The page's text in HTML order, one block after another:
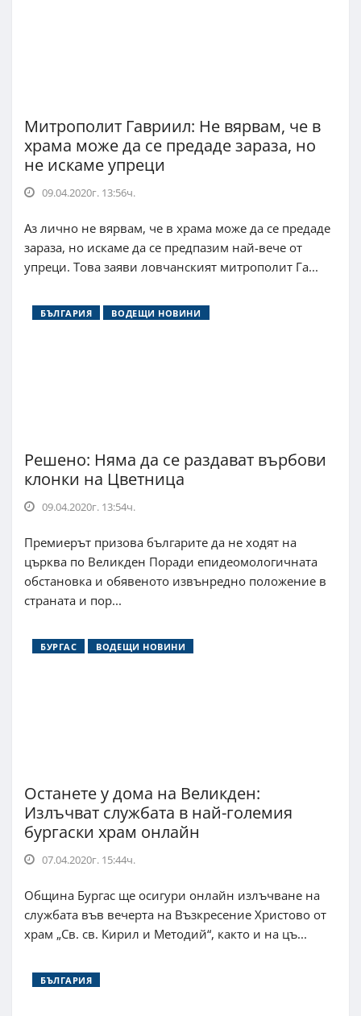
Mитрополит Гавриил: Не вярвам, че в
храма може да се предаде зараза, но
не искаме упреци
09.04.2020г. 13:56ч.
Аз лично не вярвам, че в храма може да се предаде
зараза, но искаме да се предпазим най-вече от
упреци. Това заяви ловчанският митрополит Га...
БЪЛГАРИЯ ВОДЕЩИ НОВИНИ
Решено: Няма да се раздават върбови
клонки на Цветница
09.04.2020г. 13:54ч.
Премиерът призова българите да не ходят на
църква по Великден Поради епидеомологичната
обстановка и обявеното извънредно положение в
страната и пор...
БУРГАС ВОДЕЩИ НОВИНИ
Останете у дома на Великден:
Излъчват службата в най-големия
бургаски храм онлайн
07.04.2020г. 15:44ч.
Община Бургас ще осигури онлайн излъчване на
службата във вечерта на Възкресение Христово от
храм „Св. св. Кирил и Методий“, както и на цъ...
БЪЛГАРИЯ